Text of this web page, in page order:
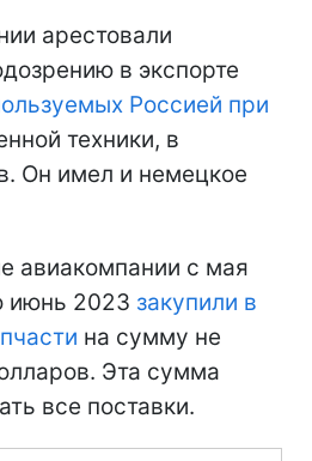
арестовали
в экспорте
Россией при
техники, в
Он имел и немецкое
авиакомпании с мая
июнь 2023 закупили в
на сумму не
Эта сумма
все поставки.